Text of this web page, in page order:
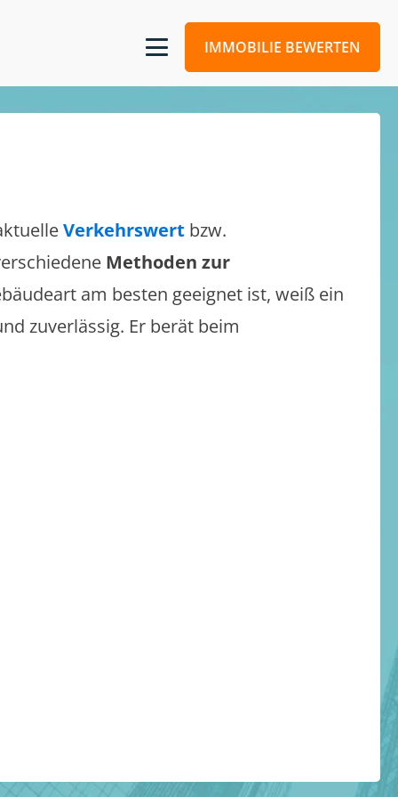
IMMOBILIE BEWERTEN
Verkehrswert bzw.
Methoden zur
am besten geeignet ist, weiß ein
zuverlässig. Er berät beim